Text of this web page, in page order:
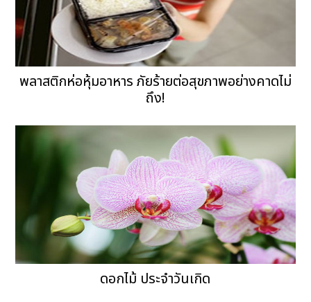
พลาสติกห่อหุ้มอาหาร ภัยร้ายต่อสุขภาพอย่างคาดไม่
ถึง!
ดอกไม้ ประจำวันเกิด